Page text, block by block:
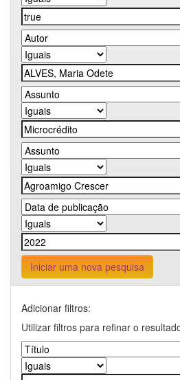
Iniciar uma nova pesquisa
Adicionar filtros:
Utilizar filtros para refinar o